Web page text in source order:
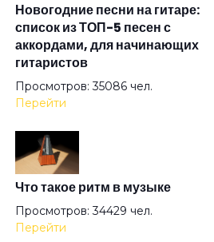
Волчье лето
Вольная птица
Ворона
Время
Новогодние песни на гитаре:
список из ТОП-5 песен с
аккордами, для начинающих
гитаристов
Просмотров: 35086 чел.
Перейти
Что такое ритм в музыке
Просмотров: 34429 чел.
Перейти